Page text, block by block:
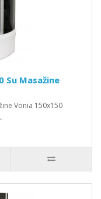
Su Masažine
Vonia 150x150